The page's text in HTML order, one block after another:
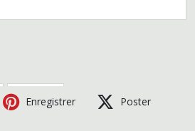
Enregistrer Poster